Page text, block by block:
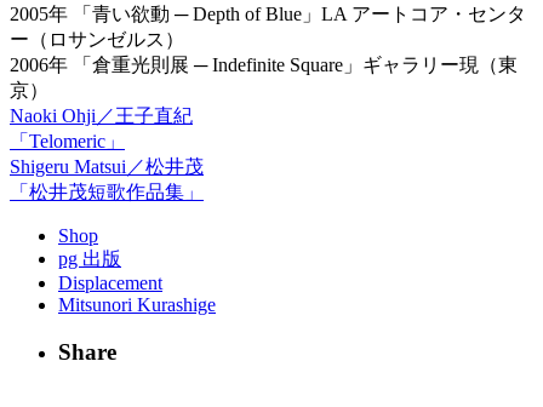
2005年 「青い欲動 ─ Depth of Blue」LA アートコア・センタ
ー（ロサンゼルス）
2006年 「倉重光則展 ─ Indefinite Square」ギャラリー現（東
京）
Naoki Ohji／王子直紀
「Telomeric」
Shigeru Matsui／松井茂
「松井茂短歌作品集」
Shop
pg 出版
Displacement
Mitsunori Kurashige
Share